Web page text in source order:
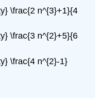
\frac{2 n^{3}+1}{4
\frac{3 n^{2}+5}{6
\frac{4 n^{2}-1}